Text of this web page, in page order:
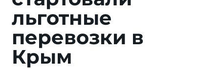
льготные
перевозки в
Крым